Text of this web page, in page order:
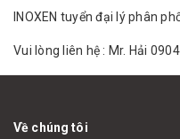
INOXEN tuyển đại lý phân
Vui lòng liên hệ : Mr. Hải
Về chúng tôi